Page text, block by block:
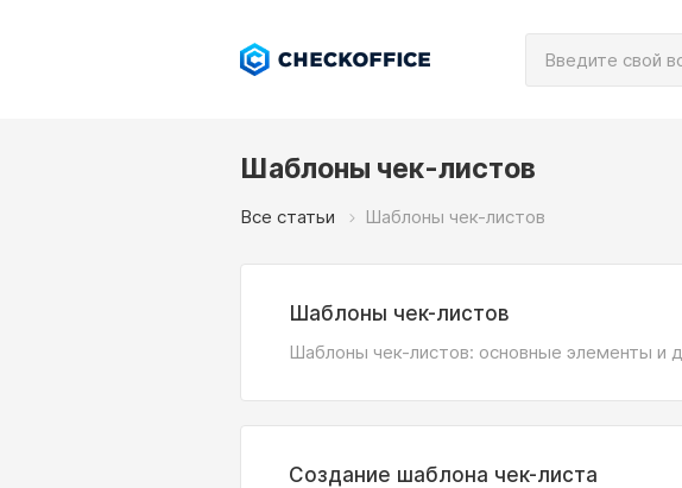
Шаблоны чек-листов
Все статьи Шаблоны чек-листов
Шаблоны чек-листов
Шаблоны чек-листов: основные элементы и
Создание шаблона чек-листа